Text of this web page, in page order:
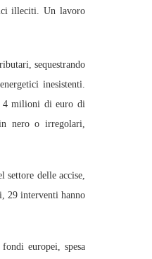
illeciti. Un lavoro
sequestrando
inesistenti.
4 milioni di euro di
nero o irregolari,
settore delle accise,
29 interventi hanno
europei, spesa